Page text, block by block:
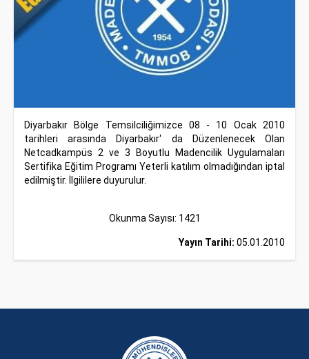
Diyarbakır Bölge Temsilciliğimizce 08 - 10 Ocak 2010
tarihleri arasında Diyarbakır‘ da Düzenlenecek Olan
Netcadkampüs 2 ve 3 Boyutlu Madencilik Uygulamaları
Sertifika Eğitim Programı Yeterli katılım olmadığından iptal
edilmiştir. İlgililere duyurulur.
Okunma Sayısı: 1421
Yayın Tarihi: 05.01.2010